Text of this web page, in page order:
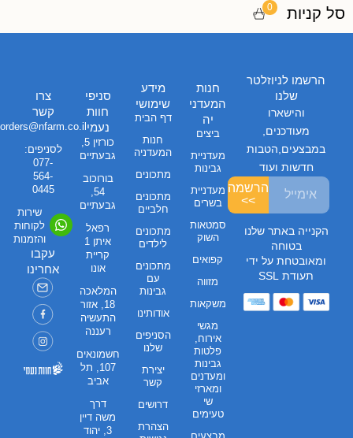
סל קניות 0
חנות
המעדני
יה
ביצים
מעדניית
גבינות
מעדניית
בשרים
סמטאות
השוק
קפואים
מזווה
משקאות
מגשי
אירוח,
פלטות
גבינות
ומעדנים
ומארזי
שי
טעימים
מידע
שימושי
דף הבית
חנות
המעדניה
מתכונים
מתכונים
חלביים
מתכונים
לילדים
מתכונים
עם
גבינות
אודותינו
הסניפים
שלנו
יצירת
קשר
דרושים
הצהרת
סניפי
חוות
נעמי
כורזין 5,
גבעתיים
בורוכוב
54,
גבעתיים
רפאל
איתן 1
קריית
אונו
המלאכה
18, אזור
התעשיה
רעננה
חשמונאים
107, תל
אביב
דרך
משה דיין
3, יהוד
צרו
קשר
orders@nfarm.co.il
לסניפים:
077-
564-
0445
שירות
לקוחות
והזמנות
עקבו
אחרינו
הרשמו לניוזלטר
שלנו
והישארו
מעודכנים,
במבצעים,הטבות
חדשות ועוד
הרשמה
>>
הקנייה באתר שלנו
בטוחה
ומאובטחת על ידי
תעודת SSL